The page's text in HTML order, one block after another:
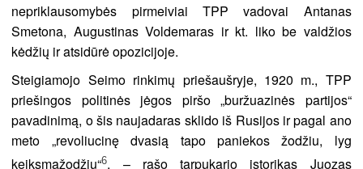
nepriklausomybės pirmeiviai TPP vadovai Antanas
Smetona, Augustinas Voldemaras ir kt. liko be valdžios
kėdžių ir atsidūrė opozicijoje.
Steigiamojo Seimo rinkimų priešaušryje, 1920 m., TPP
priešingos politinės jėgos piršo „buržuazinės partijos“
pavadinimą, o šis naujadaras sklido iš Rusijos ir pagal ano
meto „revoliucinę dvasią tapo paniekos žodžiu, lyg
keiksmažodžiu“6, – rašo tarpukario istorikas Juozas